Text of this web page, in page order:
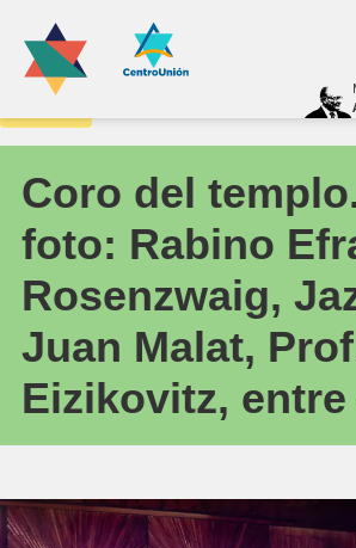
Archivo
Coro del
foto: Rabino
Rosenzwaig,
Juan Malat,
Eizikovitz,